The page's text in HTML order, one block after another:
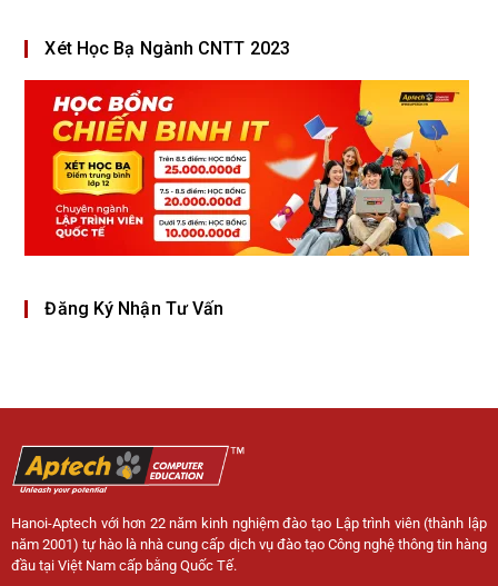
Xét Học Bạ Ngành CNTT 2023
Đăng Ký Nhận Tư Vấn
Hanoi-Aptech với hơn 22 năm kinh nghiệm đào tạo Lập trình viên (thành lập
năm 2001) tự hào là nhà cung cấp dịch vụ đào tạo Công nghệ thông tin hàng
đầu tại Việt Nam cấp bằng Quốc Tế.